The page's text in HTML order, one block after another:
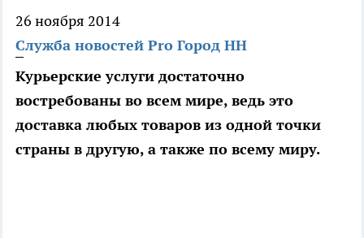
26 ноября 2014
Служба новостей Pro Город НН
Курьерские услуги достаточно
востребованы во всем мире, ведь это
доставка любых товаров из одной точки
страны в другую, а также по всему миру.